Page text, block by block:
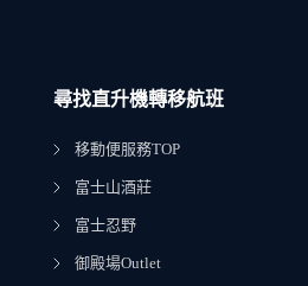
尋找直升機轉移航班
移動便服務TOP
富士山酒莊
富士忍野
御殿場Outlet